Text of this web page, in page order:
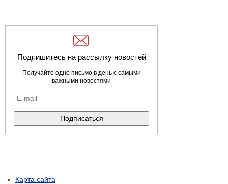
Подпишитесь на рассылку новостей
Получайте одно письмо в день с самыми
важными новостями
Карта сайта